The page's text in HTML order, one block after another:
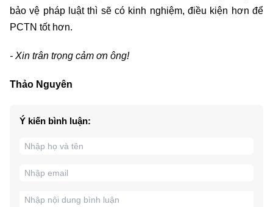
bảo vệ pháp luật thì sẽ có kinh nghiệm, điều kiện hơn để
PCTN tốt hơn.
- Xin trân trọng cảm ơn ông!
Thảo Nguyên
Ý kiến bình luận: